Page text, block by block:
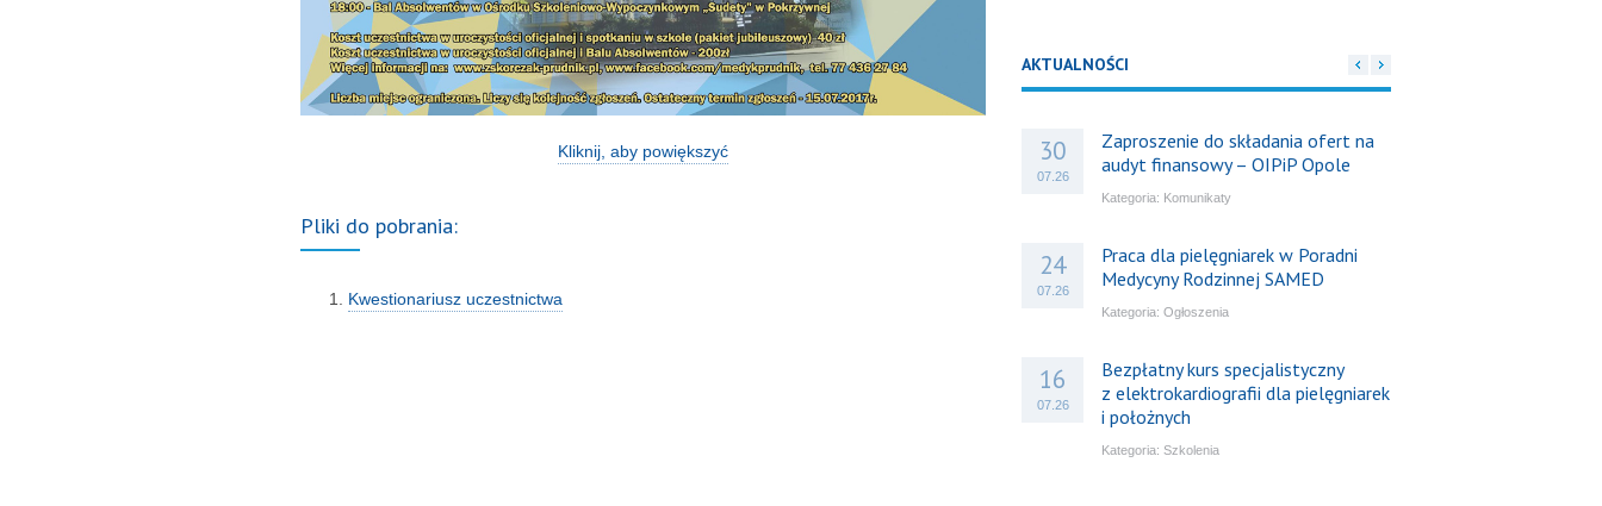
Kliknij, aby powiększyć
Pliki do pobrania:
Kwestionariusz uczestnictwa
AKTUALNOŚCI
30
07.26
Zaproszenie do składania ofert na
audyt finansowy – OIPiP Opole
Kategoria: Komunikaty
24
07.26
Praca dla pielęgniarek w Poradni
Medycyny Rodzinnej SAMED
Kategoria: Ogłoszenia
16
07.26
Bezpłatny kurs specjalistyczny
z elektrokardiografii dla pielęgniarek
i położnych
Kategoria: Szkolenia